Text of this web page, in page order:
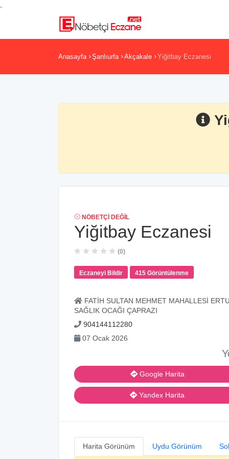
Anasayfa Şanlıurfa Akçakale Yiğitbay Eczanesi
NÖBETÇI DEĞIL
Yiğitbay Eczanesi
(0)
Eczaneyi Bildir 415 Görüntülenme
FATİH SULTAN MEHMET MAHALLESİ
SAĞLIK OCAĞI ÇAPRAZI
904144112280
07 Ocak 2026
Google Harita
Yandex Harita
Harita Görünüm Uydu Görünüm